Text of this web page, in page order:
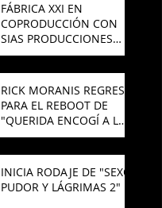
FÁBRICA XXI EN
COPRODUCCIÓN CON
SIAS PRODUCCIONES
PREPARAN NUEVA
RICK MORANIS REGRESA
PARA EL REBOOT DE
"QUERIDA ENCOGÍ A LOS
NIÑOS"
INICIA RODAJE DE "SEXO,
PUDOR Y LÁGRIMAS 2"